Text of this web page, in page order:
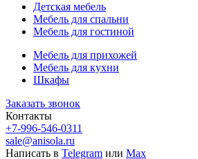
Детская мебель
Мебель для спальни
Мебель для гостиной
Мебель для прихожей
Мебель для кухни
Шкафы
Заказать звонок
Контакты
+7-996-546-0311
sale@anisola.ru
Написать в Telegram или Max